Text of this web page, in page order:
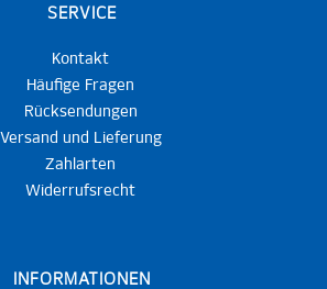
SERVICE
Kontakt
Häufige Fragen
Rücksendungen
Versand und Lieferung
Zahlarten
Widerrufsrecht
INFORMATIONEN